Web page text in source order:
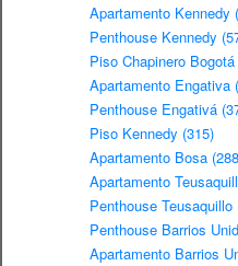
Apartamento Kennedy
Penthouse Kennedy
Piso Chapinero
Apartamento Engativa
Penthouse Engativá
Piso Kennedy (315)
Apartamento Bosa
Apartamento
Penthouse Teusaquillo
Penthouse Barrios
Apartamento Barrios